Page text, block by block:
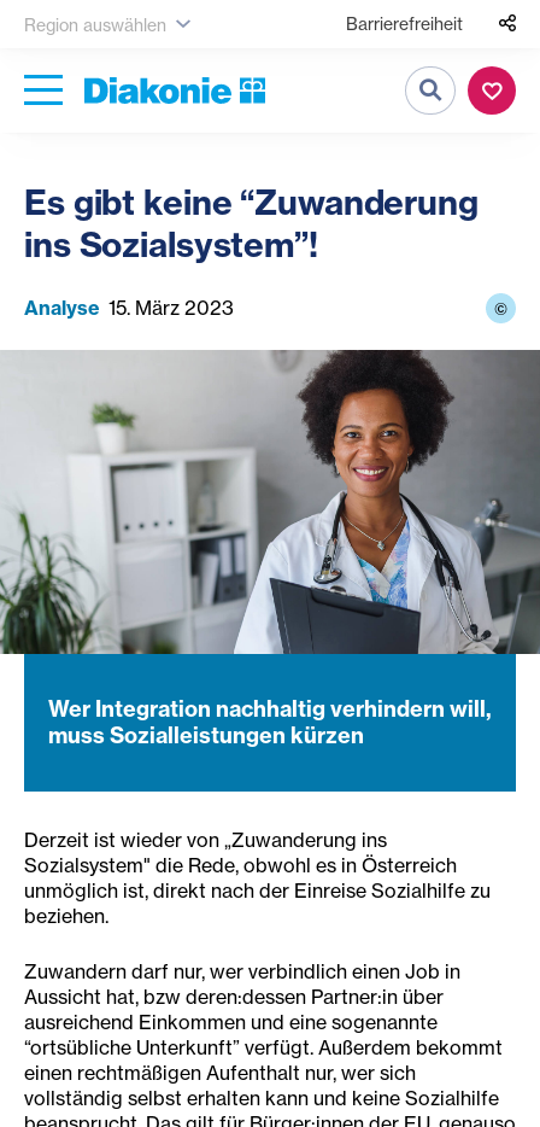
Region auswählen Barrierefreiheit
Suche
Es gibt keine “Zuwanderung
ins Sozialsystem”!
Analyse 15. März 2023 ©
Wer Integration nachhaltig verhindern will,
muss Sozialleistungen kürzen
Derzeit ist wieder von „Zuwanderung ins
Sozialsystem" die Rede, obwohl es in Österreich
unmöglich ist, direkt nach der Einreise Sozialhilfe zu
beziehen.
Zuwandern darf nur, wer verbindlich einen Job in
Aussicht hat, bzw deren:dessen Partner:in über
ausreichend Einkommen und eine sogenannte
“ortsübliche Unterkunft” verfügt. Außerdem bekommt
einen rechtmäßigen Aufenthalt nur, wer sich
vollständig selbst erhalten kann und keine Sozialhilfe